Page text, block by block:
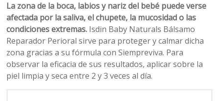
La zona de la boca, labios y nariz del bebé puede verse
afectada por la saliva, el chupete, la mucosidad o las
condiciones extremas. Isdin Baby Naturals Bálsamo
Reparador Perioral sirve para proteger y calmar dicha
zona gracias a su fórmula con Siempreviva. Para
observar la eficacia de sus resultados, aplicar sobre la
piel limpia y seca entre 2 y 3 veces al día.